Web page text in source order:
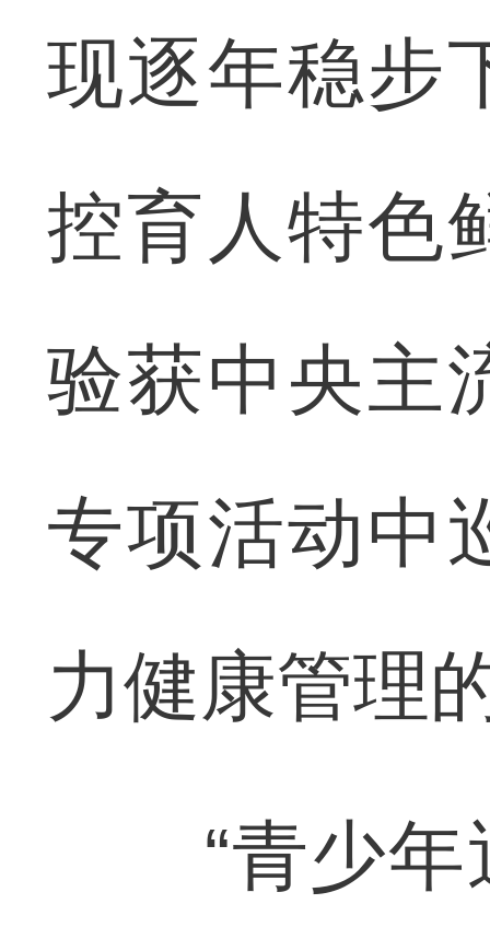
现逐年稳步
控育人特色
验获中央主
专项活动中
力健康管理
“青少年